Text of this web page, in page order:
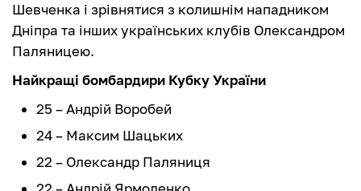
Шевченка і зрівнятися з колишнім нападником
Дніпра та інших українських клубів Олександром
Паляницею.
Найкращі бомбардири Кубку України
25 – Андрій Воробей
24 – Максим Шацьких
22 – Олександр Паляниця